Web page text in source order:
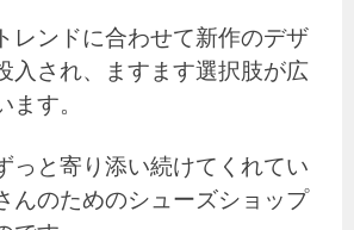
レンドに合わせて新作のデザ
入され、ますます選択肢が広
す。
っと寄り添い続けてくれてい
んのためのシューズショップ